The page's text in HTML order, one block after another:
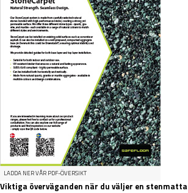
LADDA NER VÅR PDF-ÖVERSIKT
Viktiga överväganden när du väljer en stenmatta